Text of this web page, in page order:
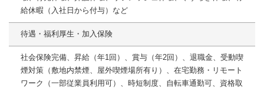
給休暇（入社日から付与）など
待遇・福利厚生・加入保険
社会保険完備、昇給（年1回）、賞与（年2回）、退職金、受動喫
煙対策（敷地内禁煙、屋外喫煙場所有り）、在宅勤務・リモート
ワーク（一部従業員利用可）、時短制度、自転車通勤可、資格取